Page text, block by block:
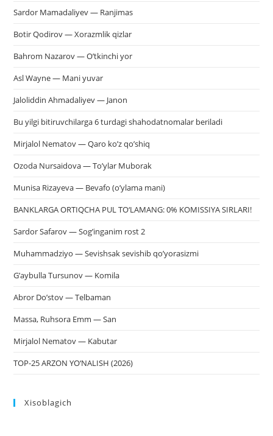
Sardor Mamadaliyev — Ranjimas
Botir Qodirov — Xorazmlik qizlar
Bahrom Nazarov — O’tkinchi yor
Asl Wayne — Mani yuvar
Jaloliddin Ahmadaliyev — Janon
Bu yilgi bitiruvchilarga 6 turdagi shahodatnomalar beriladi
Mirjalol Nematov — Qaro ko’z qo’shiq
Ozoda Nursaidova — To’ylar Muborak
Munisa Rizayeva — Bevafo (o’ylama mani)
BANKLARGA ORTIQCHA PUL TO‘LAMANG: 0% KOMISSIYA SIRLARI!
Sardor Safarov — Sog’inganim rost 2
Muhammadziyo — Sevishsak sevishib qo’yorasizmi
G’aybulla Tursunov — Komila
Abror Do’stov — Telbaman
Massa, Ruhsora Emm — San
Mirjalol Nematov — Kabutar
TOP-25 ARZON YO‘NALISH (2026)
Xisoblagich